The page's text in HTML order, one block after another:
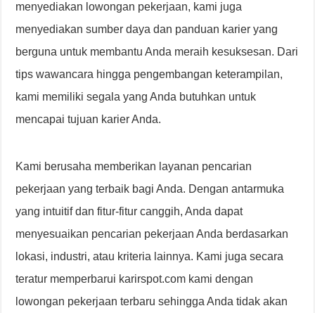
menyediakan lowongan pekerjaan, kami juga
menyediakan sumber daya dan panduan karier yang
berguna untuk membantu Anda meraih kesuksesan. Dari
tips wawancara hingga pengembangan keterampilan,
kami memiliki segala yang Anda butuhkan untuk
mencapai tujuan karier Anda.
Kami berusaha memberikan layanan pencarian
pekerjaan yang terbaik bagi Anda. Dengan antarmuka
yang intuitif dan fitur-fitur canggih, Anda dapat
menyesuaikan pencarian pekerjaan Anda berdasarkan
lokasi, industri, atau kriteria lainnya. Kami juga secara
teratur memperbarui karirspot.com kami dengan
lowongan pekerjaan terbaru sehingga Anda tidak akan